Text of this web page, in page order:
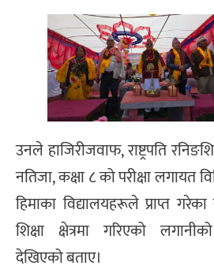
उनले हाजिरीजवाफ, राष्ट्रपति
नतिजा, कक्षा ८ को परीक्षा लगायत
हिमाका विद्यालयहरूले प्राप्त
शिक्षा क्षेत्रमा गरिएको
देखिएको बताए।